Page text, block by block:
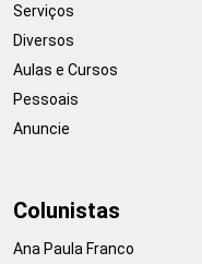
Serviços
Diversos
Aulas e Cursos
Pessoais
Anuncie
Colunistas
Ana Paula Franco